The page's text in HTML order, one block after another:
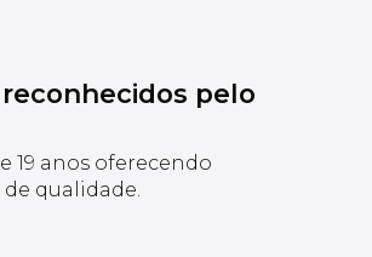
pelo
19 anos oferecendo
qualidade.